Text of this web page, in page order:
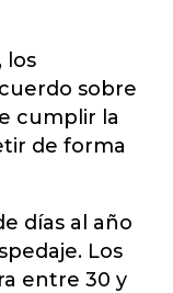
los
sobre
cumplir la
de forma
días al año
Los
entre 30 y